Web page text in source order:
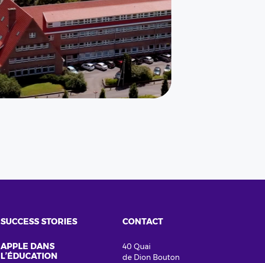
SUCCESS STORIES
APPLE DANS
L’ÉDUCATION
CONTACT
40 Quai
de Dion Bouton